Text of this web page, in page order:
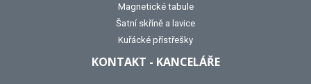
Magnetické tabule
Šatní skříně a lavice
Kuřácké přístřešky
KONTAKT - KANCELÁŘE